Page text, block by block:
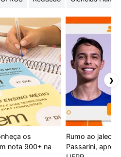
os
nota 900+ na
Rumo ao
Passarini,
❯